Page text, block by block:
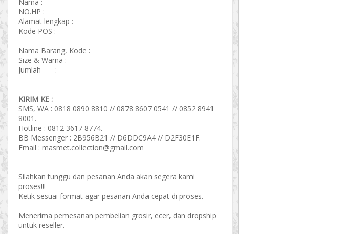
NO.HP :
Alamat lengkap :
Kode POS :
Nama Barang, Kode :
Size & Warna :
Jumlah :
KIRIM KE :
SMS, WA : 0818 0890 8810 // 0878 8607 0541 // 0852 8941
8001.
Hotline : 0812 3617 8774.
BB Messenger : 2B956B21 // D6DDC9A4 // D2F30E1F.
Email : masmet.collection@gmail.com
Silahkan tunggu dan pesanan Anda akan segera kami
proses!!!
Ketik sesuai format agar pesanan Anda cepat di proses.
Menerima pemesanan pembelian grosir, ecer, dan dropship
untuk reseller.